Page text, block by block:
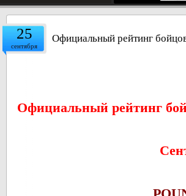
25
сентября
Официальный рейтинг
Официальный рейтинг